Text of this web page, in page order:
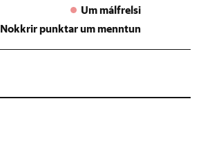
Um málfrelsi
Nokkrir punktar um menntun